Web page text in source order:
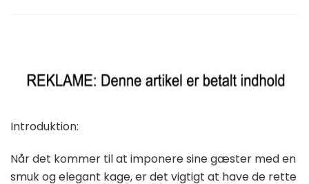
Introduktion:
Når det kommer til at imponere sine gæster med en
smuk og elegant kage, er det vigtigt at have de rette